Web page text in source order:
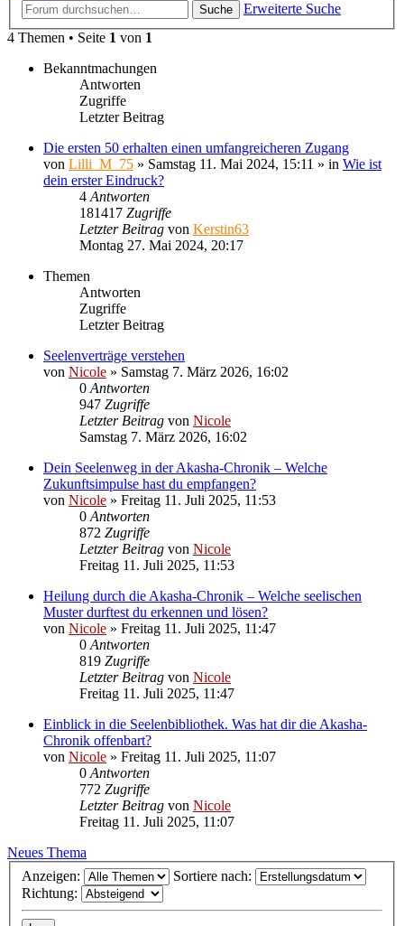
Suche
Erweiterte Suche
4 Themen • Seite 1 von 1
Bekanntmachungen
Antworten
Zugriffe
Letzter Beitrag
Die ersten 50 erhalten einen umfangreicheren Zugang
von Lilli_M_75 » Samstag 11. Mai 2024, 15:11 » in Wie ist
dein erster Eindruck?
4 Antworten
181417 Zugriffe
Letzter Beitrag von Kerstin63
Montag 27. Mai 2024, 20:17
Themen
Antworten
Zugriffe
Letzter Beitrag
Seelenverträge verstehen
von Nicole » Samstag 7. März 2026, 16:02
0 Antworten
947 Zugriffe
Letzter Beitrag von Nicole
Samstag 7. März 2026, 16:02
Dein Seelenweg in der Akasha-Chronik – Welche
Zukunftsimpulse hast du empfangen?
von Nicole » Freitag 11. Juli 2025, 11:53
0 Antworten
872 Zugriffe
Letzter Beitrag von Nicole
Freitag 11. Juli 2025, 11:53
Heilung durch die Akasha-Chronik – Welche seelischen
Muster durftest du erkennen und lösen?
von Nicole » Freitag 11. Juli 2025, 11:47
0 Antworten
819 Zugriffe
Letzter Beitrag von Nicole
Freitag 11. Juli 2025, 11:47
Einblick in die Seelenbibliothek. Was hat dir die Akasha-
Chronik offenbart?
von Nicole » Freitag 11. Juli 2025, 11:07
0 Antworten
772 Zugriffe
Letzter Beitrag von Nicole
Freitag 11. Juli 2025, 11:07
Neues Thema
Anzeigen:
Sortiere nach:
Richtung: